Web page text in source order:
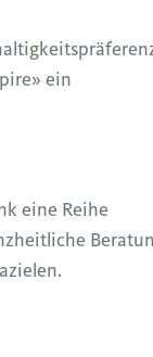
ein
eine Reihe